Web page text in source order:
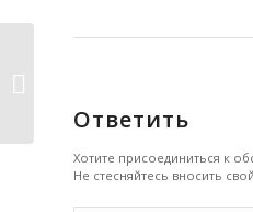
Ответить
Хотите присоединиться к
Не стесняйтесь вносить